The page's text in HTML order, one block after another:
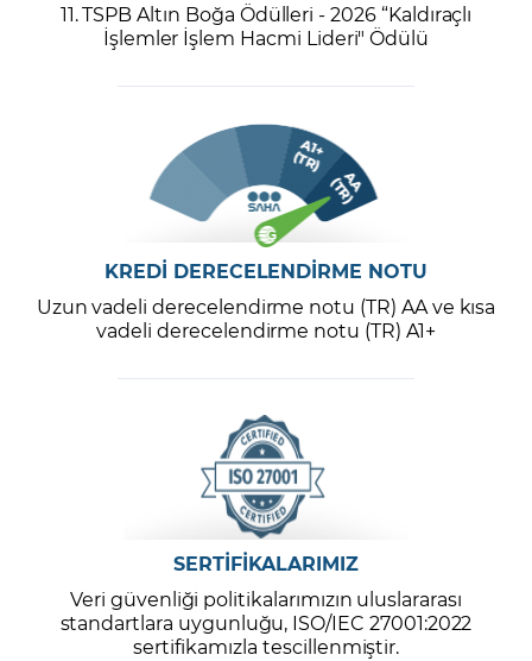
11. TSPB Altın Boğa Ödülleri - 2026 “Kaldıraçlı
İşlemler İşlem Hacmi Lideri" Ödülü
KREDİ DERECELENDİRME NOTU
Uzun vadeli derecelendirme notu (TR) AA ve kısa
vadeli derecelendirme notu (TR) A1+
SERTİFİKALARIMIZ
Veri güvenliği politikalarımızın uluslararası
standartlara uygunluğu, ISO/IEC 27001:2022
sertifikamızla tescillenmiştir.